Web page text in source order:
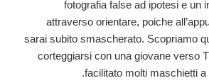
fotografia false ad ipotesi e un
attraverso orientare, poiche
sarai subito smascherato. Scopriamo
corteggiarsi con una giovane verso
facilitato molti maschietti a